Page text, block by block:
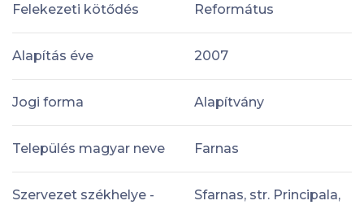
Felekezeti kötődés Református
Alapítás éve 2007
Jogi forma Alapítvány
Település magyar neve Farnas
Szervezet székhelye -
Sfarnas, str. Principala,